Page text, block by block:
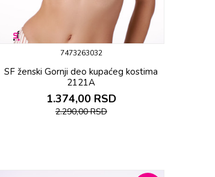
7473263032
SF ženski Gornji deo kupaćeg kostima
2121A
1.374,00 RSD
2.290,00RSD